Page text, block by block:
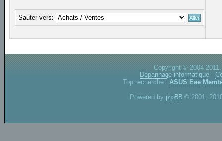
Sauter vers:
Copyright © 2004-
Dépannage informatique -
Top recherche : ASUS Eee
Powered by phpBB © 2001,